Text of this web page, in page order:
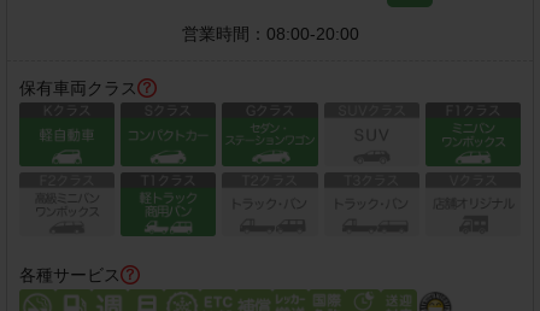
営業時間： 08:00-20:00
保有車両クラス
各種サービス